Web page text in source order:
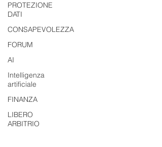
PROTEZIONE
DATI
CONSAPEVOLEZZA
FORUM
AI
Intelligenza
artificiale
FINANZA
LIBERO
ARBITRIO